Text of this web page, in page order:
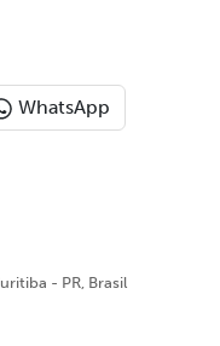
WhatsApp
- PR, Brasil